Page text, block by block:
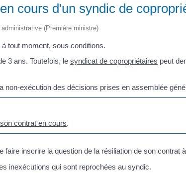
cours d'un syndic de
(Première ministre)
tout moment, sous conditions.
3 ans. Toutefois, le syndicat de copropriétaires peut
non-exécution des décisions prises en assemblée
contrat en cours.
faire inscrire la question de la résiliation de son contrat à
inexécutions qui sont reprochées au syndic.